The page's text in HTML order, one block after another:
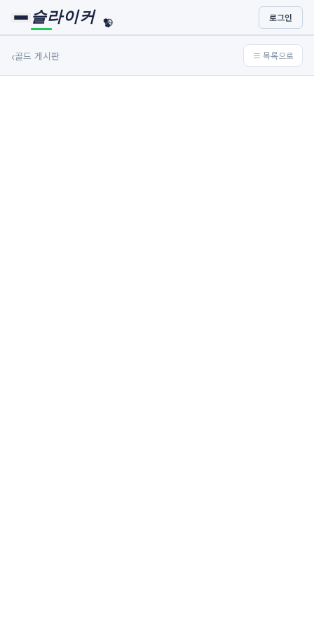
슬라이커 🏀
⚾ 로그인
‹골드 게시판 ≡ 목록으로